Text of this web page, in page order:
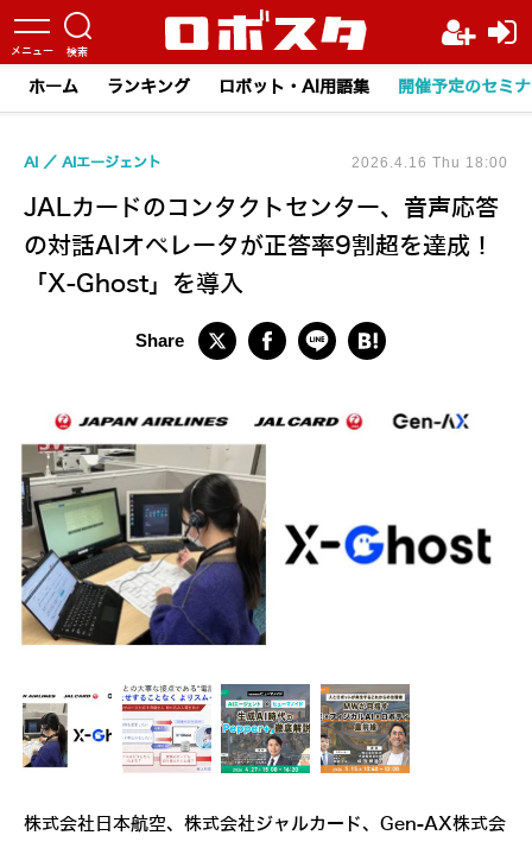
ホーム ランキング ロボット・AI用語集 開催予定のセミ
JALカードのコンタクトセンター、音声応答
の対話AIオペレータが正答率9割超を達成！
「X-Ghost」を導入
AI AIエージェント 2026.4.16 Thu 18:00
株式会社日本航空、株式会社ジャルカード、Gen-AX株式会